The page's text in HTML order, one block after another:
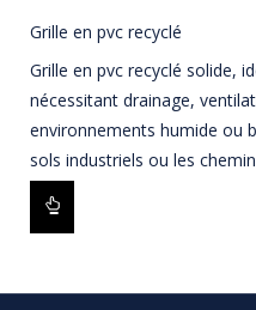
Grille en pvc recyclé
Grille en pvc recyclé solide,
nécessitant drainage,
environnements humide ou
sols industriels ou les